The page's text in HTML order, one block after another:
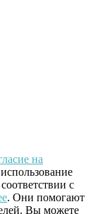
на
с
. Они помогают
Вы можете